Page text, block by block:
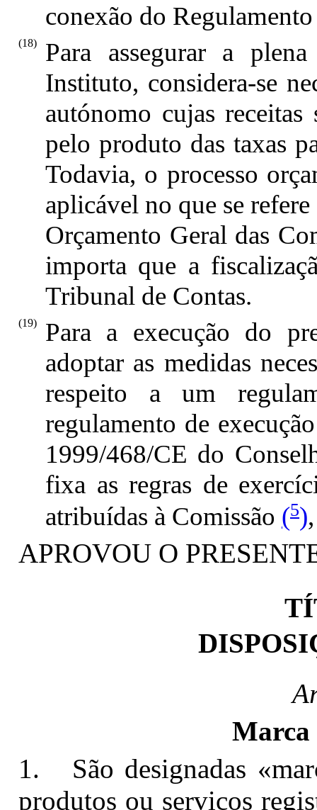
conexão do
(18)
Para assegurar a
Instituto, considera-se
autónomo cujas receitas
pelo produto das taxas
Todavia, o processo
aplicável no que se
Orçamento Geral das
importa que a
Tribunal de Contas.
(19)
Para a execução do
adoptar as medidas
respeito a um
regulamento de
1999/468/CE do
fixa as regras de
atribuídas à Comissão (5),
APROVOU O
Marca
1. São designadas
produtos ou serviços